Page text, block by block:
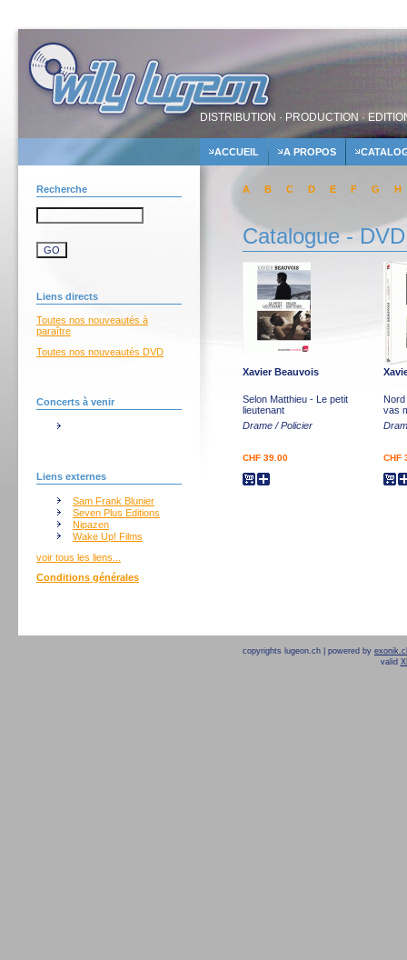
DISTRIBUTION · PRODUCTION ·
ACCUEIL A PROPOS
Recherche
Liens directs
Toutes nos nouveautés à
paraître
Toutes nos nouveautés DVD
Concerts à venir
Liens externes
Sam Frank Blunier
Seven Plus Editions
Nipazen
Wake Up! Films
voir tous les liens...
Conditions générales
A B C D E F G H
Catalogue - DVD
Xavier Beauvois
Selon Matthieu - Le petit
lieutenant
Drame / Policier
CHF 39.00
vas
CHF
copyrights lugeon.ch | powered by
valid